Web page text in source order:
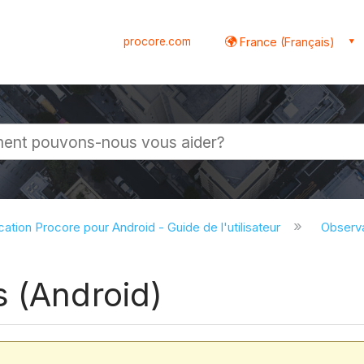
procore.com France (Français)
Procore pour Android - Guide de l'utilisateur
(Android)